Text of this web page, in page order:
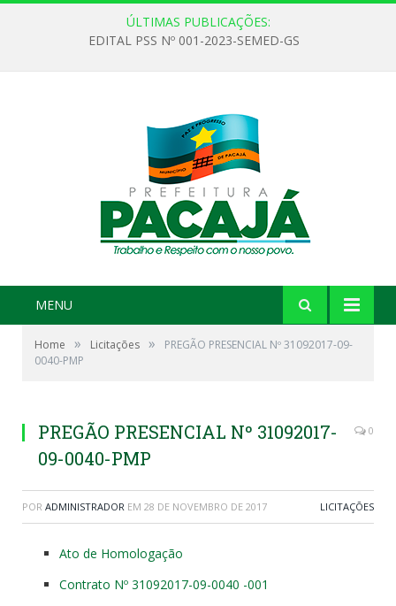
ÚLTIMAS PUBLICAÇÕES:
EDITAL PSS Nº 001-2023-SEMED-GS
MENU
Home » Licitações »
PREGÃO PRESENCIAL Nº 31092017-09-
0040-PMP
PREGÃO PRESENCIAL Nº 31092017-
09-0040-PMP
0
POR ADMINISTRADOR EM 28 DE NOVEMBRO DE 2017 LICITAÇÕES
Ato de Homologação
Contrato Nº 31092017-09-0040 -001